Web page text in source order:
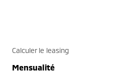
Calculer le leasing
Mensualité